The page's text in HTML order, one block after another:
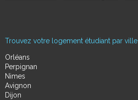
Trouvez votre logement étudiant par ville
Orléans
Perpignan
Nimes
Avignon
Dijon